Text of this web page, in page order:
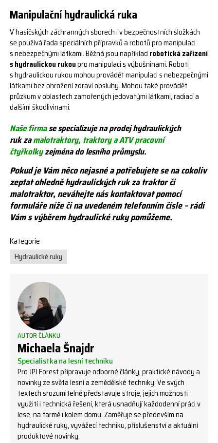
Manipulační hydraulická ruka
V hasičských záchranných sborech i v bezpečnostních složkách
se používá řada speciálních přípravků a robotů pro manipulaci
s nebezpečnými látkami. Běžná jsou například robotická zařízení
s hydraulickou rukoupro manipulaci s výbušninami. Roboti
s hydraulickou rukou mohou provádět manipulaci s nebezpečnými
látkami bez ohrožení zdraví obsluhy. Mohou také provádět
průzkum v oblastech zamořených jedovatými látkami, radiací a
dalšími škodlivinami.
Naše firmase specializuje na prodejhydraulických
rukzamalotraktory, traktory a ATV pracovní
čtyřkolkyzejména do lesního průmyslu.
Pokud je Vám něco nejasné a potřebujete se na cokoliv
zeptat ohledně hydraulických ruk za traktor či
malotraktor, neváhejte nás kontaktovat pomocí
formuláře níže či na uvedeném telefonním čísle – rádi
Vám s výběrem hydraulické ruky pomůžeme.
Kategorie
Hydraulické ruky
AUTOR ČLÁNKU
Michaela Šnajdr
Specialistka na lesní techniku
Pro JPJ Forest připravuje odborné články, praktické návody a
novinky ze světa lesní a zemědělské techniky. Ve svých
textech srozumitelně představuje stroje, jejich možnosti
využití i technická řešení, která usnadňují každodenní práci v
lese, na farmě i kolem domu. Zaměřuje se především na
hydraulické ruky, vyvážecí techniku, příslušenství a aktuální
produktové novinky.